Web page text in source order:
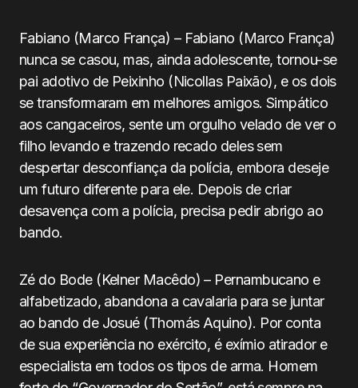
Fabiano (Marco França) – Fabiano (Marco França)
nunca se casou, mas, ainda adolescente, tornou-se
pai adotivo de Peixinho (Nicollas Paixão), e os dois
se transformaram em melhores amigos. Simpático
aos cangaceiros, sente um orgulho velado de ver o
filho levando e trazendo recado deles sem
despertar desconfiança da polícia, embora deseje
um futuro diferente para ele. Depois de criar
desavença com a polícia, precisa pedir abrigo ao
bando.
Zé do Bode (Kelner Macêdo) – Pernambucano e
alfabetizado, abandona a cavalaria para se juntar
ao bando de Josué (Thomás Aquino). Por conta
de sua experiência no exército, é exímio atirador e
especialista em todos os tipos de arma. Homem